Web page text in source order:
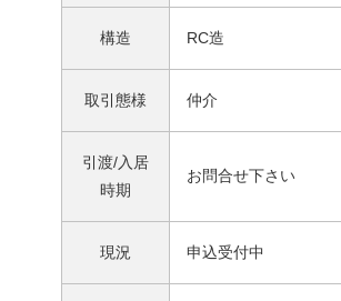
構造 RC造
取引態様 仲介
引渡/入居
時期
お問合せ下さい
現況 申込受付中